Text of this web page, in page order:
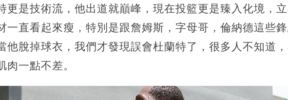
更是技術流，他出道就巔峰，現在投籃更是臻入化境，
一直看起來瘦，特別是跟詹姆斯，字母哥，倫納德這些鋒
他脫掉球衣，我們才發現誤會杜蘭特了，很多人不知道
肉一點不差。